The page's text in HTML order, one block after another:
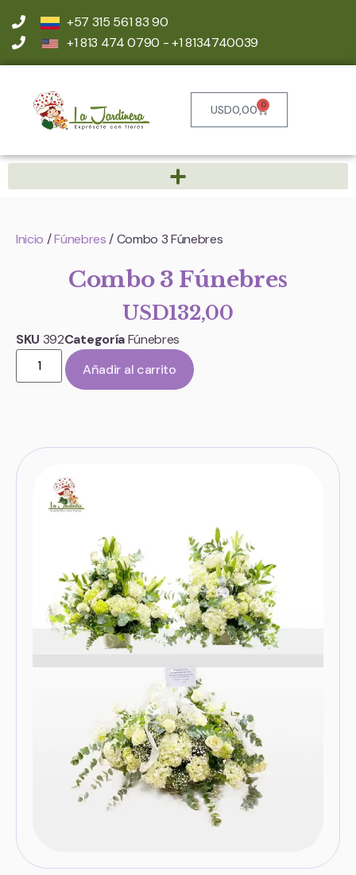
+57 315 561 83 90
+1 813 474 0790 - +1 8134740039
USD0,00 0
Inicio /Fúnebres / Combo 3 Fúnebres
Combo 3 Fúnebres
USD132,00
SKU 392CategoríaFúnebres
Añadir al carrito